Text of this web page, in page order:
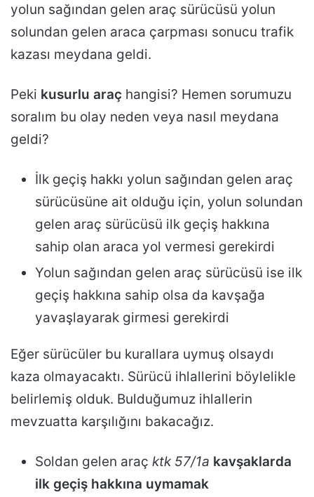
yolun sağından gelen araç sürücüsü yolun
solundan gelen araca çarpması sonucu trafik
kazası meydana geldi.
Peki kusurlu araç hangisi? Hemen sorumuzu
soralım bu olay neden veya nasıl meydana
geldi?
İlk geçiş hakkı yolun sağından gelen araç
sürücüsüne ait olduğu için, yolun solundan
gelen araç sürücüsü ilk geçiş hakkına
sahip olan araca yol vermesi gerekirdi
Yolun sağından gelen araç sürücüsü ise ilk
geçiş hakkına sahip olsa da kavşağa
yavaşlayarak girmesi gerekirdi
Eğer sürücüler bu kurallara uymuş olsaydı
kaza olmayacaktı. Sürücü ihlallerini böylelikle
belirlemiş olduk. Bulduğumuz ihlallerin
mevzuatta karşılığını bakacağız.
Soldan gelen araç ktk 57/1a kavşaklarda
ilk geçiş hakkına uymamak